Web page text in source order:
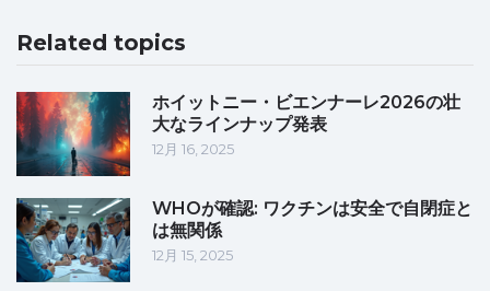
Related topics
ホイットニー・ビエンナーレ2026の壮
大なラインナップ発表
12月 16, 2025
WHOが確認: ワクチンは安全で自閉症と
は無関係
12月 15, 2025